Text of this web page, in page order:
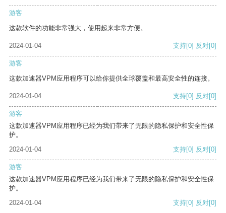
游客
这款软件的功能非常强大，使用起来非常方便。
2024-01-04 支持[0] 反对[0]
游客
这款加速器VPM应用程序可以给你提供全球覆盖和最高安全性的连接。
2024-01-04 支持[0] 反对[0]
游客
这款加速器VPM应用程序已经为我们带来了无限的隐私保护和安全性保
护。
2024-01-04
支持[0] 反对[0]
游客
这款加速器VPM应用程序已经为我们带来了无限的隐私保护和安全性保
护。
2024-01-04
支持[0] 反对[0]